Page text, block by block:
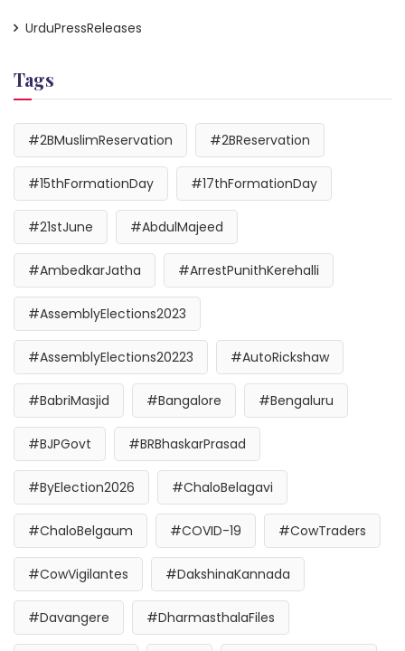
UrduPressReleases
Tags
#2BMuslimReservation #2BReservation
#15thFormationDay #17thFormationDay
#21stJune #AbdulMajeed
#AmbedkarJatha #ArrestPunithKerehalli
#AssemblyElections2023
#AssemblyElections20223 #AutoRickshaw
#BabriMasjid #Bangalore #Bengaluru
#BJPGovt #BRBhaskarPrasad
#ByElection2026 #ChaloBelagavi
#ChaloBelgaum #COVID-19 #CowTraders
#CowVigilantes #DakshinaKannada
#Davangere #DharmasthalaFiles